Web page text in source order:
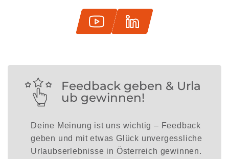
Feedback geben & Urla
ub gewinnen!
Deine Meinung ist uns wichtig – Feedback
geben und mit etwas Glück unvergessliche
Urlaubserlebnisse in Österreich gewinnen.